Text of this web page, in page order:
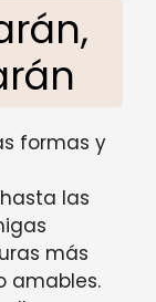
formas y
las
más
amables.